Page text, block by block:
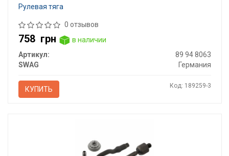
Рулевая тяга
0 отзывов
758 грн
в наличии
Артикул:
89 94 8063
SWAG
Германия
КУПИТЬ Код: 189259-3